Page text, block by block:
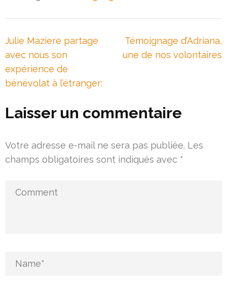
Navigation
de
l’article
Julie Maziere partage
avec nous son
expérience de
bénévolat à l’étranger:
Témoignage d’Adriana,
une de nos volontaires
Laisser un commentaire
Votre adresse e-mail ne sera pas publiée. Les
champs obligatoires sont indiqués avec *